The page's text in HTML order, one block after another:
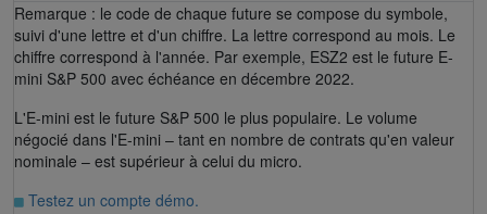
Remarque : le code de chaque future se compose du symbole,
suivi d'une lettre et d'un chiffre. La lettre correspond au mois. Le
chiffre correspond à l'année. Par exemple, ESZ2 est le future E-
mini S&P 500 avec échéance en décembre 2022.
L'E-mini est le future S&P 500 le plus populaire. Le volume
négocié dans l'E-mini – tant en nombre de contrats qu'en valeur
nominale – est supérieur à celui du micro.
Testez un compte démo.